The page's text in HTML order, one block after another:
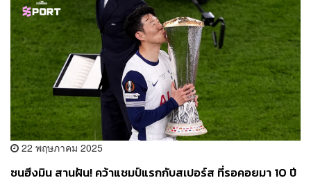
22 พฤษภาคม 2025
ซนฮึงมิน สานฝัน! คว้าแชมป์แรกกับสเปอร์ส ที่รอคอยมา 10 ปี